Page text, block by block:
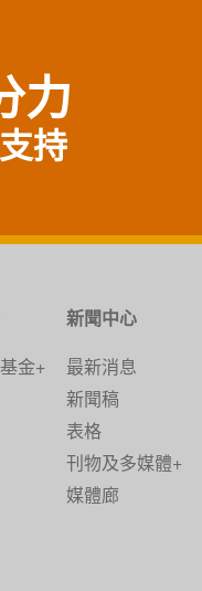
力
持
金+
新聞中心
最新消息
新聞稿
表格
刊物及多媒體+
媒體廊